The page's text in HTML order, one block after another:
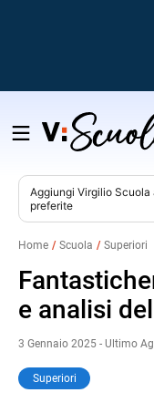
Salta
contenuto
Aggiungi Virgilio Scuola
preferite
Home Scuola Superiori
e analisi
3 Gennaio 2025 - Ultimo
Superiori